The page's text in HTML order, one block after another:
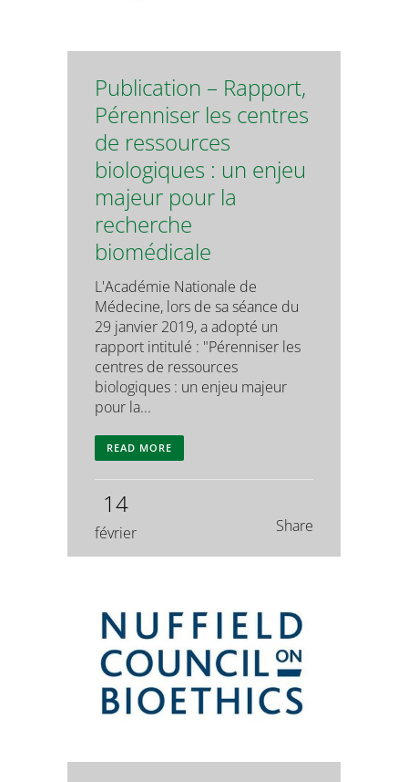
Publication – Rapport,
Pérenniser les centres
de ressources
biologiques : un enjeu
majeur pour la
recherche
biomédicale
L'Académie Nationale de
Médecine, lors de sa séance du
29 janvier 2019, a adopté un
rapport intitulé : "Pérenniser les
centres de ressources
biologiques : un enjeu majeur
pour la...
READ MORE
14
février Share